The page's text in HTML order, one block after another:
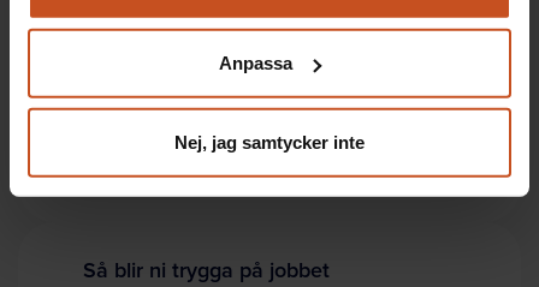
Du kan när som helst återta ditt godkännande genom att
integritet@suntarbetsliv.se.Anpassa
Nej, jag samtycker inte
stödmaterial och se exempel på otillåten påverkan.
Här finns ävenförslag på åtgärder för att motverka
Så blir ni trygga på jobbet